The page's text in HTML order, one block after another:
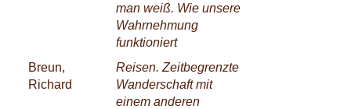
man weiß. Wie unsere
Wahrnehmung
funktioniert
Breun,
Richard
Reisen. Zeitbegrenzte
Wanderschaft mit
einem anderen